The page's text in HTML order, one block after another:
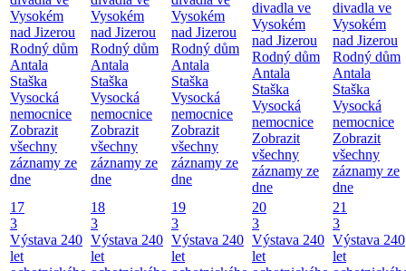
Vysokém
nad Jizerou
Rodný dům
Antala
Staška
Vysocká
nemocnice
Zobrazit
všechny
záznamy ze
dne
Vysokém
nad Jizerou
Rodný dům
Antala
Staška
Vysocká
nemocnice
Zobrazit
všechny
záznamy ze
dne
Vysokém
nad Jizerou
Rodný dům
Antala
Staška
Vysocká
nemocnice
Zobrazit
všechny
záznamy ze
dne
divadla ve
Vysokém
nad Jizerou
Rodný dům
Antala
Staška
Vysocká
nemocnice
Zobrazit
všechny
záznamy ze
dne
divadla ve
Vysokém
nad Jizerou
Rodný dům
Antala
Staška
Vysocká
nemocnice
Zobrazit
všechny
záznamy ze
dne
17
3
Výstava 240
let
18
3
Výstava 240
let
19
3
Výstava 240
let
20
3
Výstava 240
let
21
3
Výstava 240
let